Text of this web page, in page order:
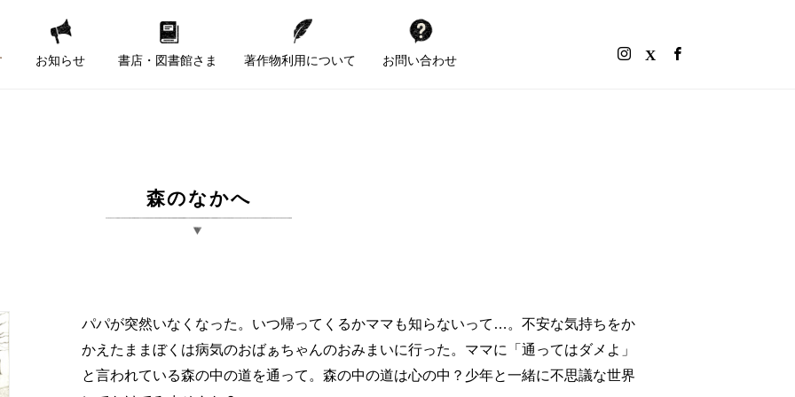
お知らせ 書店・図書館さま 著作物利用について お問い合わせ
森のなかへ
パパが突然いなくなった。いつ帰ってくるかママも知らないって…。不安な気持ちをか
かえたままぼくは病気のおばぁちゃんのおみまいに行った。ママに「通ってはダメよ」
と言われている森の中の道を通って。森の中の道は心の中？少年と一緒に不思議な世界